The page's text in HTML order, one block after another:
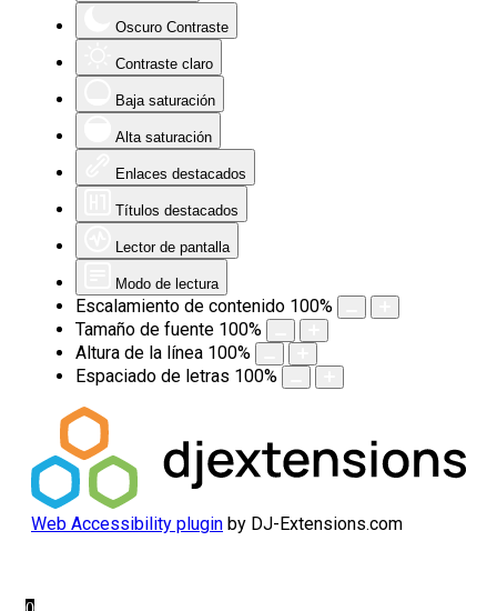
Oscuro Contraste
Contraste claro
Baja saturación
Alta saturación
Enlaces destacados
Títulos destacados
Lector de pantalla
Modo de lectura
Escalamiento de contenido 100%
Tamaño de fuente 100%
Altura de la línea 100%
Espaciado de letras 100%
Web Accessibility plugin by DJ-Extensions.com